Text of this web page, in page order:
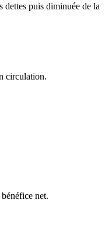
dettes puis diminuée de la
circulation.
net.